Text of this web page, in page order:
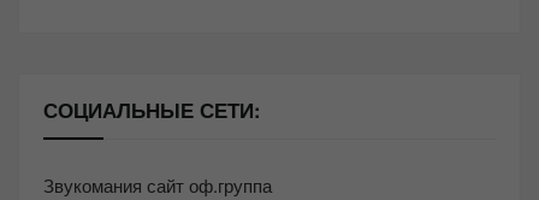
СОЦИАЛЬНЫЕ СЕТИ:
Звукомания сайт оф.группа